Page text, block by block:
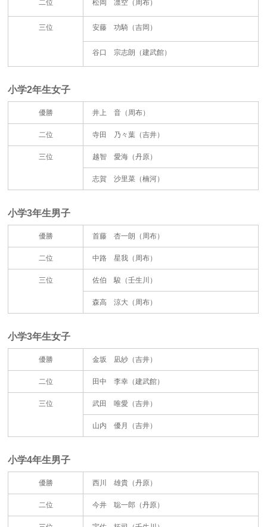
二位 松岡 凛空（周布）
三位 安藤 功騎（吉岡）
谷口 宗志朗（建武館）
小学2年生女子
優勝 井上 音（周布）
二位 寺田 乃々葉（吉井）
三位 越智 愛海（丹原）
志賀 沙里菜（楠河）
小学3年生男子
優勝 首藤 杏一朗（周布）
二位 中路 星我（周布）
三位 佐伯 駿（壬生川）
森高 涼大（周布）
小学3年生女子
優勝 金坂 凪紗（吉井）
二位 田中 李幸（建武館）
三位 武田 唯愛（吉井）
山内 優月（吉井）
小学4年生男子
優勝 西川 雄貴（丹原）
二位 今井 聡一郎（丹原）